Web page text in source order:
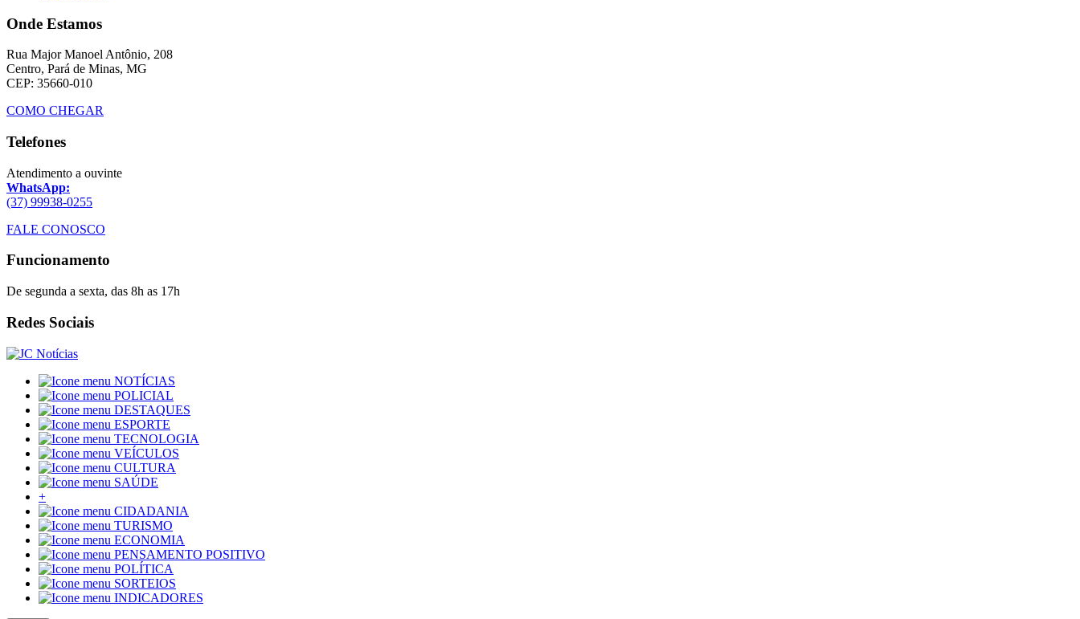
Onde Estamos
Rua Major Manoel Antônio, 208
Centro, Pará de Minas, MG
CEP: 35660-010
COMO CHEGAR
Telefones
Atendimento a ouvinte
WhatsApp:
(37) 99938-0255
FALE CONOSCO
Funcionamento
De segunda a sexta, das 8h as 17h
Redes Sociais
NOTÍCIAS
POLICIAL
DESTAQUES
ESPORTE
TECNOLOGIA
VEÍCULOS
CULTURA
SAÚDE
+
CIDADANIA
TURISMO
ECONOMIA
PENSAMENTO POSITIVO
POLÍTICA
SORTEIOS
INDICADORES